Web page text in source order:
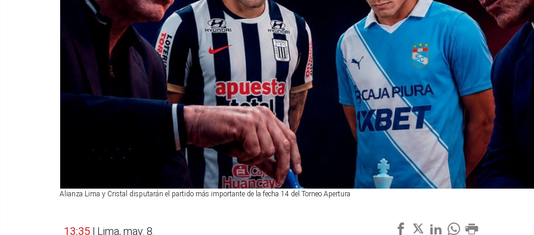
Alianza Lima y Cristal disputarán el partido más importante de la fecha 14 del Torneo Apertura
13:35 | Lima, may. 8.